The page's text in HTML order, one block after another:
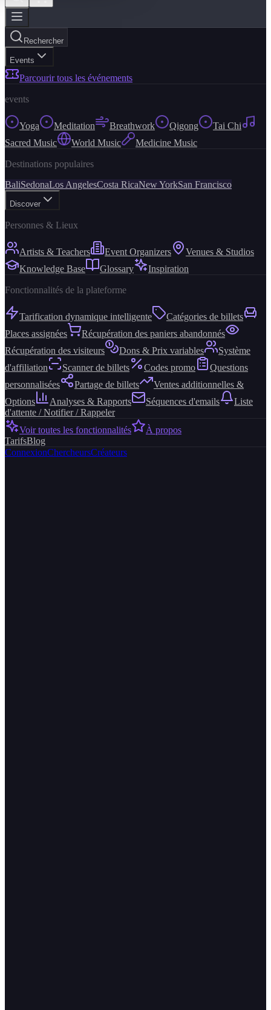
Rechercher
Events
Parcourir tous les événements
events
Yoga Meditation Breathwork Qigong
Tai Chi
Sacred Music
World Music Medicine Music
Destinations populaires
BaliSedonaLos AngelesCosta RicaNew YorkSan Francisco
Discover
Personnes & Lieux
Artists & Teachers Event Organizers
Venues & Studios
Knowledge Base
Glossary Inspiration
Fonctionnalités de la plateforme
Tarification dynamique intelligente
Catégories de billets
Places assignées
Récupération des paniers abandonnés
Récupération des visiteurs
Dons & Prix variables
Système
d'affiliation
Scanner de billets Codes promo
Questions
personnalisées
Partage de billets
Ventes additionnelles &
Options
Analyses & Rapports Séquences d'emails
Liste
d'attente / Notifier / Rappeler
Voir toutes les fonctionnalités
À propos
TarifsBlog
ConnexionChercheursCréateurs